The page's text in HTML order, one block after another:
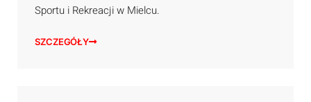
Sportu i Rekreacji w Mielcu.
SZCZEGÓŁY